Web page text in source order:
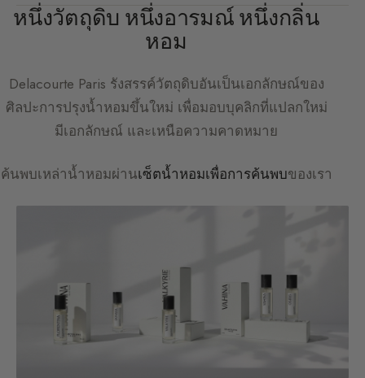
หนึ่งวัตถุดิบ หนึ่งอารมณ์ หนึ่งกลิ่น
หอม
Delacourte Paris รังสรรค์วัตถุดิบอันเป็นเอกลักษณ์ของ
ศิลปะการปรุงน้ำหอมขึ้นใหม่ เพื่อมอบบุคลิกที่แปลกใหม่
มีเอกลักษณ์ และเหนือความคาดหมาย
ค้นพบเหล่าน้ำหอมผ่านเซ็ตน้ำหอมเพื่อการค้นพบของเรา